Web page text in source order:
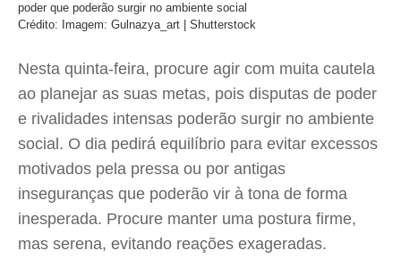
poder que poderão surgir no ambiente social
Crédito: Imagem: Gulnazya_art | Shutterstock
Nesta quinta-feira, procure agir com muita cautela
ao planejar as suas metas, pois disputas de poder
e rivalidades intensas poderão surgir no ambiente
social. O dia pedirá equilíbrio para evitar excessos
motivados pela pressa ou por antigas
inseguranças que poderão vir à tona de forma
inesperada. Procure manter uma postura firme,
mas serena, evitando reações exageradas.